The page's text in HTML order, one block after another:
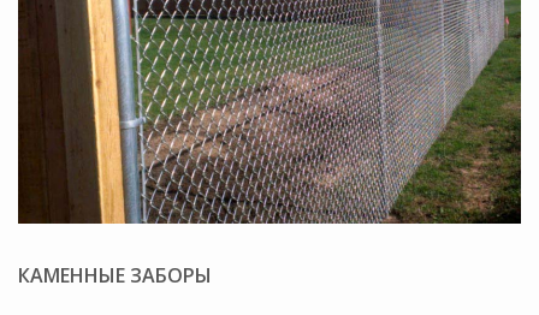
КАМЕННЫЕ ЗАБОРЫ